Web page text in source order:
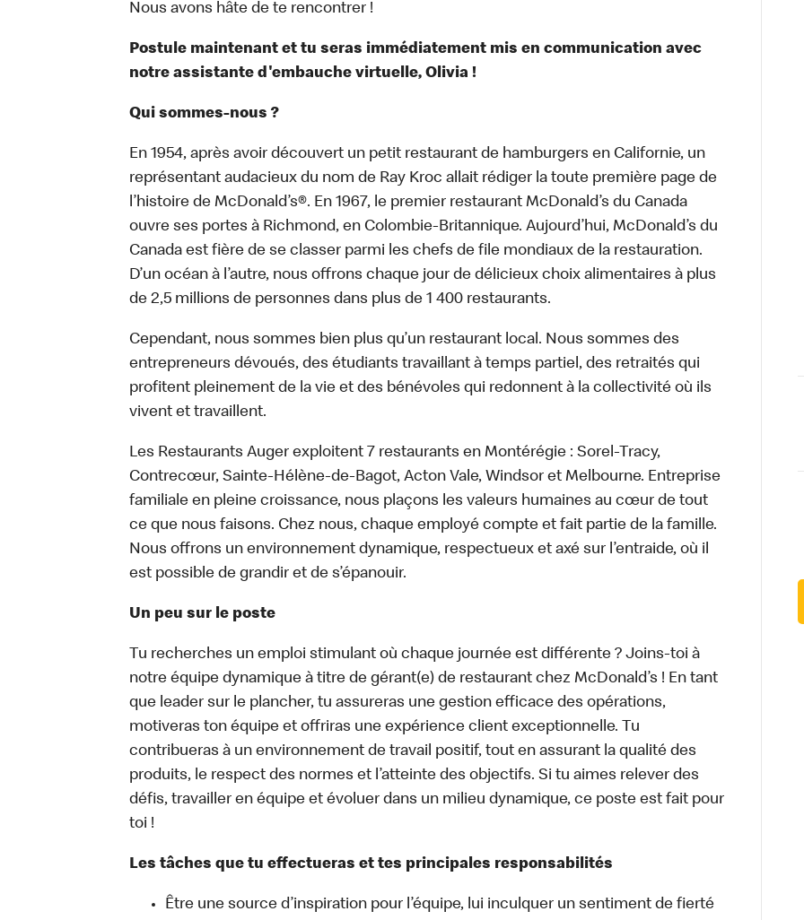
Nous avons hâte de te rencontrer !
Postule maintenant et tu seras immédiatement mis en communication avec
notre assistante d'embauche virtuelle, Olivia !
Qui sommes-nous ?
En 1954, après avoir découvert un petit restaurant de hamburgers en Californie, un
représentant audacieux du nom de Ray Kroc allait rédiger la toute première page de
l’histoire de McDonald’s®. En 1967, le premier restaurant McDonald’s du Canada
ouvre ses portes à Richmond, en Colombie-Britannique. Aujourd’hui, McDonald’s du
Canada est fière de se classer parmi les chefs de file mondiaux de la restauration.
D’un océan à l’autre, nous offrons chaque jour de délicieux choix alimentaires à plus
de 2,5 millions de personnes dans plus de 1 400 restaurants.
Cependant, nous sommes bien plus qu’un restaurant local. Nous sommes des
entrepreneurs dévoués, des étudiants travaillant à temps partiel, des retraités qui
profitent pleinement de la vie et des bénévoles qui redonnent à la collectivité où ils
vivent et travaillent.
Les Restaurants Auger exploitent 7 restaurants en Montérégie : Sorel-Tracy,
Contrecœur, Sainte-Hélène-de-Bagot, Acton Vale, Windsor et Melbourne. Entreprise
familiale en pleine croissance, nous plaçons les valeurs humaines au cœur de tout
ce que nous faisons. Chez nous, chaque employé compte et fait partie de la famille.
Nous offrons un environnement dynamique, respectueux et axé sur l’entraide, où il
est possible de grandir et de s’épanouir.
Un peu sur le poste
Tu recherches un emploi stimulant où chaque journée est différente ? Joins-toi à
notre équipe dynamique à titre de gérant(e) de restaurant chez McDonald’s ! En tant
que leader sur le plancher, tu assureras une gestion efficace des opérations,
motiveras ton équipe et offriras une expérience client exceptionnelle. Tu
contribueras à un environnement de travail positif, tout en assurant la qualité des
produits, le respect des normes et l’atteinte des objectifs. Si tu aimes relever des
défis, travailler en équipe et évoluer dans un milieu dynamique, ce poste est fait pour
toi !
Les tâches que tu effectueras et tes principales responsabilités
Être une source d’inspiration pour l’équipe, lui inculquer un sentiment de fierté